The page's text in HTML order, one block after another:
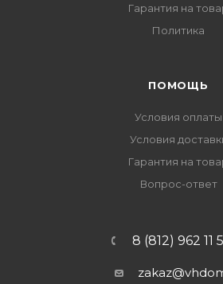
Гарантия на
Политика
ПОМОЩЬ
Условия оплаты
Условия
Гарантия на
Вопрос-ответ
8 (812) 962 11